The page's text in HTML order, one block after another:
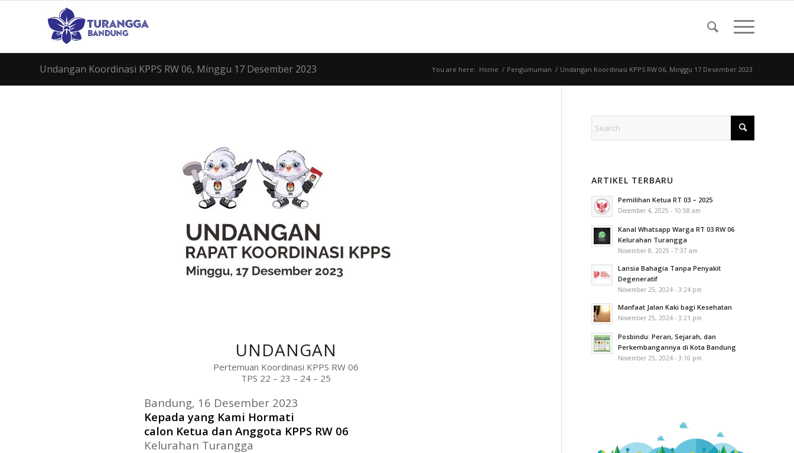
Undangan Koordinasi KPPS RW 06, Minggu 17 Desember 2023 You are here: Home / Pengumuman / Undangan Koordinasi KPPS RW 06, Minggu 17 Desember 2023
UNDANGAN
Pertemuan Koordinasi KPPS RW 06
TPS 22 – 23 – 24 – 25
Bandung, 16 Desember 2023
Kepada yang Kami Hormati
calon Ketua dan Anggota KPPS RW 06
Kelurahan Turangga
ARTIKEL TERBARU
Pemilihan Ketua RT 03 – 2025
December 4, 2025 - 10:58 am
Kanal Whatsapp Warga RT 03 RW 06
Kelurahan Turangga
November 8, 2025 - 7:37 am
Lansia Bahagia Tanpa Penyakit
Degeneratif
November 25, 2024 - 3:24 pm
Manfaat Jalan Kaki bagi Kesehatan
November 25, 2024 - 3:21 pm
Posbindu: Peran, Sejarah, dan
Perkembangannya di Kota Bandung
November 25, 2024 - 3:16 pm